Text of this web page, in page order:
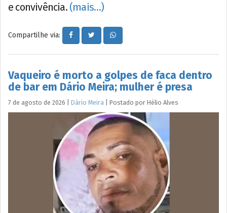
e convivência. (mais…)
Compartilhe via:
Vaqueiro é morto a golpes de faca dentro
de bar em Dário Meira; mulher é presa
7 de agosto de 2026 Dário Meira Postado por Hélio Alves